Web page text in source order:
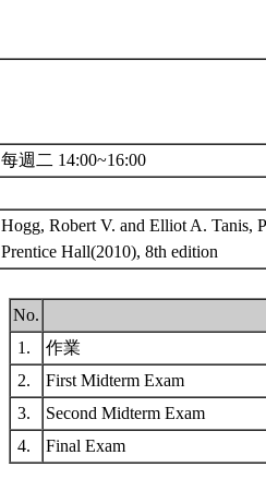
每週二 14:00~16:00
Hogg, Robert V. and Elliot A. Tanis,
Prentice Hall(2010), 8th edition
No.
1.
作業
2.
First Midterm Exam
3.
Second Midterm Exam
4.
Final Exam